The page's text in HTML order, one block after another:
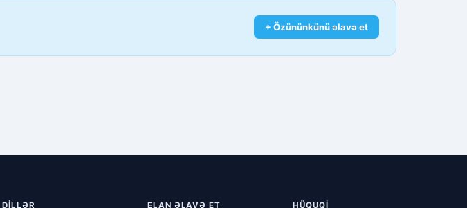
+ Özününkünü əlavə et
DILLƏR ELAN ƏLAVƏ ET HÜQUQI